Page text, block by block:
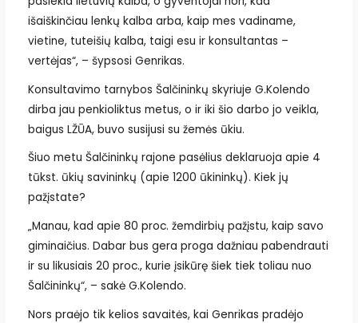
išaiškinčiau lenkų kalba arba, kaip mes vadiname,
vietine, tuteišių kalba, taigi esu ir konsultantas –
vertėjas“, – šypsosi Genrikas.
Konsultavimo tarnybos Šalčininkų skyriuje G.Kolendo
dirba jau penkioliktus metus, o ir iki šio darbo jo veikla,
baigus LŽŪA, buvo susijusi su žemės ūkiu.
Šiuo metu Šalčininkų rajone pasėlius deklaruoja apie 4
tūkst. ūkių savininkų (apie 1200 ūkininkų). Kiek jų
pažįstate?
„Manau, kad apie 80 proc. žemdirbių pažįstu, kaip savo
giminaičius. Dabar bus gera proga dažniau pabendrauti
ir su likusiais 20 proc., kurie įsikūrę šiek tiek toliau nuo
Šalčininkų“, – sakė G.Kolendo.
Nors praėjo tik kelios savaitės, kai Genrikas pradėjo